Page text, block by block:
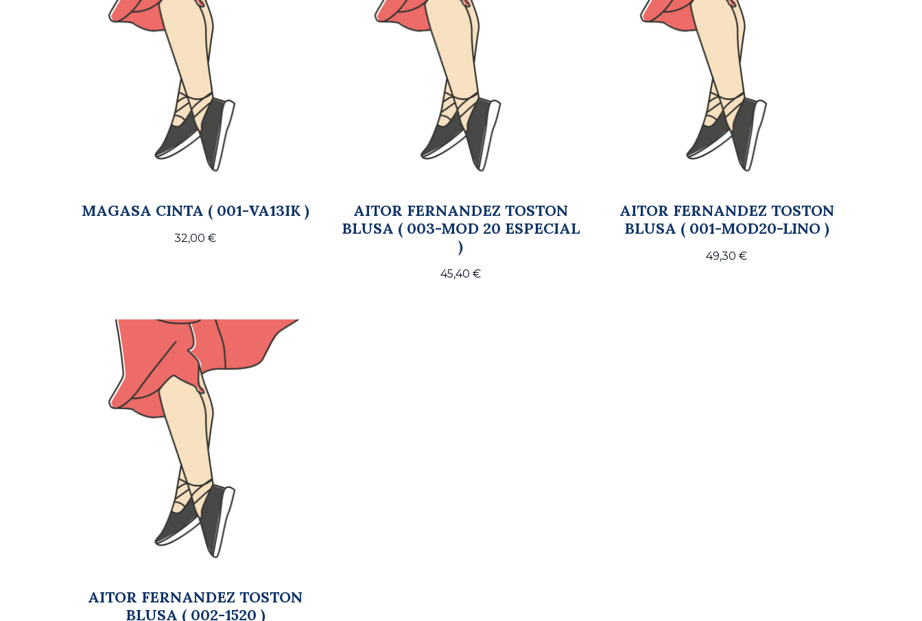
MAGASA CINTA ( 001-VA13IK )
32,00€
AITOR FERNANDEZ TOSTON
BLUSA ( 003-MOD 20 ESPECIAL
)
45,40€
AITOR FERNANDEZ TOSTON
BLUSA ( 001-MOD20-LINO )
49,30€
AITOR FERNANDEZ TOSTON
BLUSA ( 002-1520 )